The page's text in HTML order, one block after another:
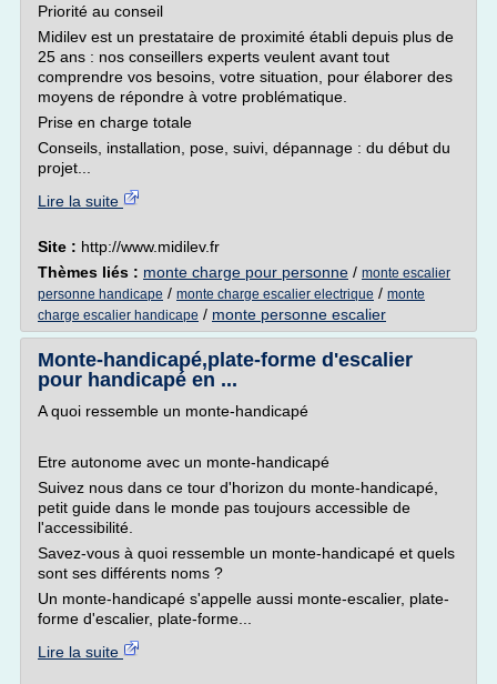
Priorité au conseil
Midilev est un prestataire de proximité établi depuis plus de
25 ans : nos conseillers experts veulent avant tout
comprendre vos besoins, votre situation, pour élaborer des
moyens de répondre à votre problématique.
Prise en charge totale
Conseils, installation, pose, suivi, dépannage : du début du
projet...
Lire la suite
Site : http://www.midilev.fr
Thèmes liés : monte charge pour personne / monte escalier
personne handicape / monte charge escalier electrique / monte
charge escalier handicape / monte personne escalier
Monte-handicapé,plate-forme d'escalier
pour handicapé en ...
A quoi ressemble un monte-handicapé
Etre autonome avec un monte-handicapé
Suivez nous dans ce tour d'horizon du monte-handicapé,
petit guide dans le monde pas toujours accessible de
l'accessibilité.
Savez-vous à quoi ressemble un monte-handicapé et quels
sont ses différents noms ?
Un monte-handicapé s'appelle aussi monte-escalier, plate-
forme d'escalier, plate-forme...
Lire la suite